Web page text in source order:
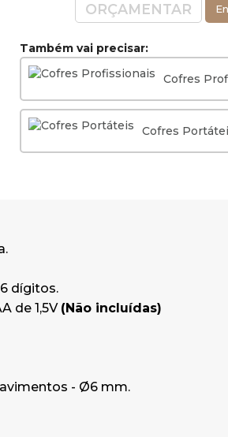
ORÇAMENTAR
Também vai precisar:
Cofres
Cofres
dígitos.
de 1,5V (Não incluídas)
- Ø6 mm.